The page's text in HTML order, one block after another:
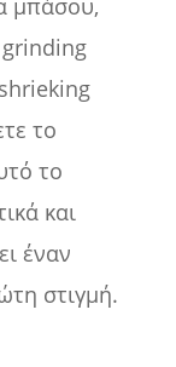
μπάσου,
το
το
και
έναν
στιγμή.